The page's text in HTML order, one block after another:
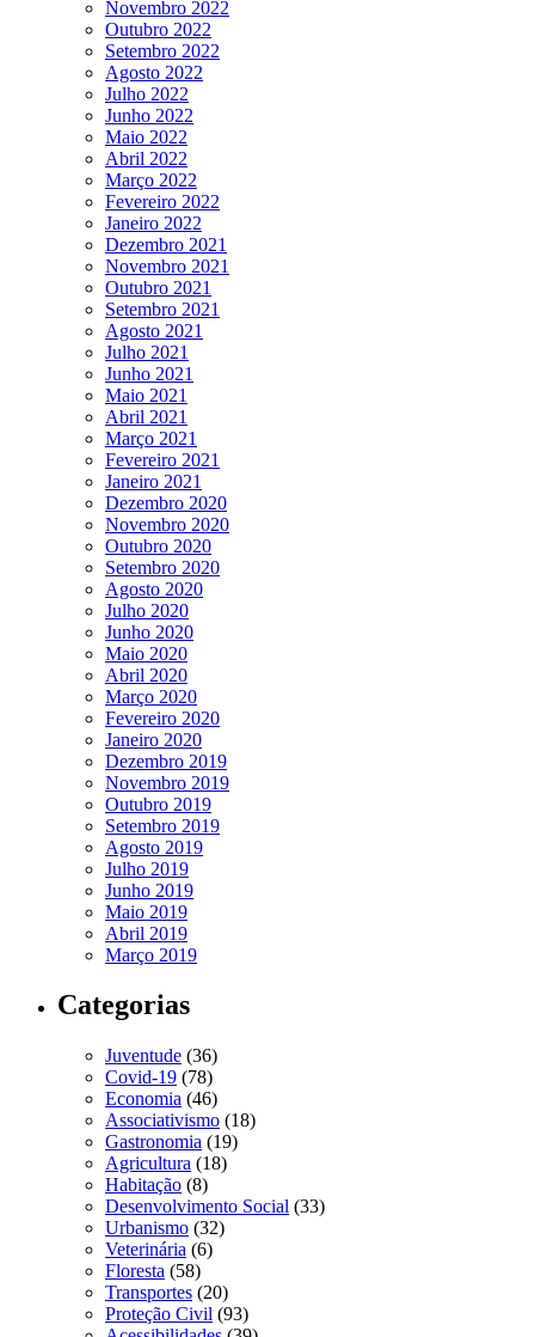
Novembro 2022
Outubro 2022
Setembro 2022
Agosto 2022
Julho 2022
Junho 2022
Maio 2022
Abril 2022
Março 2022
Fevereiro 2022
Janeiro 2022
Dezembro 2021
Novembro 2021
Outubro 2021
Setembro 2021
Agosto 2021
Julho 2021
Junho 2021
Maio 2021
Abril 2021
Março 2021
Fevereiro 2021
Janeiro 2021
Dezembro 2020
Novembro 2020
Outubro 2020
Setembro 2020
Agosto 2020
Julho 2020
Junho 2020
Maio 2020
Abril 2020
Março 2020
Fevereiro 2020
Janeiro 2020
Dezembro 2019
Novembro 2019
Outubro 2019
Setembro 2019
Agosto 2019
Julho 2019
Junho 2019
Maio 2019
Abril 2019
Março 2019
Categorias
Juventude (36)
Covid-19 (78)
Economia (46)
Associativismo (18)
Gastronomia (19)
Agricultura (18)
Habitação (8)
Desenvolvimento Social (33)
Urbanismo (32)
Veterinária (6)
Floresta (58)
Transportes (20)
Proteção Civil (93)